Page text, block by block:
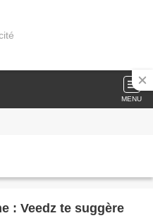
MENU
: Veedz te suggère